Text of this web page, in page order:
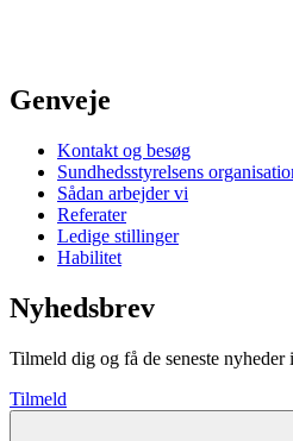
Genveje
Kontakt og besøg
Sundhedsstyrelsens
Sådan arbejder vi
Referater
Ledige stillinger
Habilitet
Nyhedsbrev
Tilmeld dig og få de seneste
Tilmeld